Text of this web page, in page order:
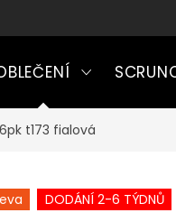
t173 fialová
DODÁNÍ 2-6 TÝDNŮ